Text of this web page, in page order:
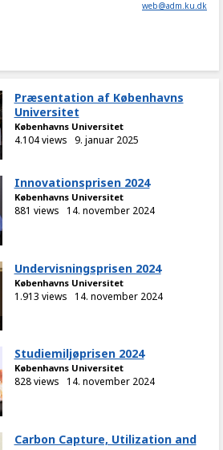
web@adm.ku.dk
Præsentation af Københavns
Universitet
Københavns Universitet
4.104 views 9. januar 2025
Innovationsprisen 2024
Københavns Universitet
881 views 14. november 2024
Undervisningsprisen 2024
Københavns Universitet
1.913 views 14. november 2024
Studiemiljøprisen 2024
Københavns Universitet
828 views 14. november 2024
Carbon Capture, Utilization and